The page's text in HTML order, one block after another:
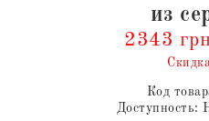
из
2343
Код
Доступность: